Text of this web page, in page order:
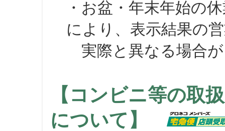
・お盆・年末年始の
により、表示結果の
実際と異なる場合が
【コンビニ等の取
について】